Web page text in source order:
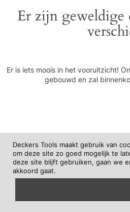
Er zijn
Er is iets moois in het vooruitzicht!
gebouwd en zal
Deckers Tools maakt gebruik van
om deze site zo goed mogelijk te
deze site blijft gebruiken, gaan we
akkoord gaat.